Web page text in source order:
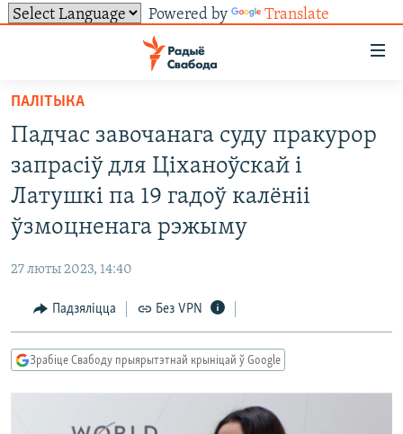
Powered by Translate
ўнівэрсальнага
доступу
Перайсьці
да
галоўнага
зьместу
Перайсьці
да
галоўнай
Перайсьці
да
пошуку
ВІДЭА І ФОТА
ВАЙНА
БЕЛАРУСЫ НА ВАЙНЕ
ТОЛЬКІ НА СВАБОДЗЕ
КНІГІ
АЎДЫЁКНІГІ
СУВЯЗЬ
ПАДПІСАЦЦА
FACEBOOK
TWITTER
САЧЫЦЕ ЗА АБНАЎЛЕНЬНЯМІ
ПАЛІТЫКА
Падчас завочанага суду пракурор
запрасіў для Ціханоўскай і
Латушкі па 19 гадоў калёніі
ўзмоцненага рэжыму
27 люты 2023, 14:40
Падзяліцца Без VPN
Зрабіце Свабоду прыярытэтнай крыніцай ў Google